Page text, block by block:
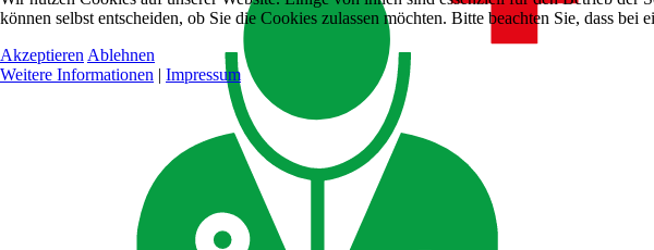
können selbst entscheiden, ob Sie die Cookies zulassen möchten. Bitte beachten Sie, dass
Akzeptieren Ablehnen
Weitere Informationen | Impressum